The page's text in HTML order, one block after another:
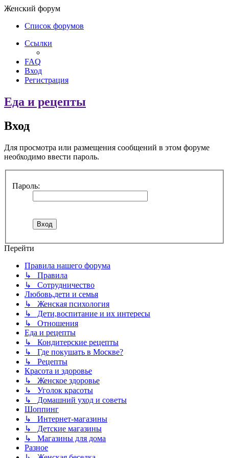
Женский форум
Список форумов
Ссылки
FAQ
Вход
Регистрация
Еда и рецепты
Вход
Для просмотра или размещения сообщений в этом форуме
необходимо ввести пароль.
Пароль:
Перейти
Правила нашего форума
↳ Правила
↳ Сотрудничество
Любовь,дети и семья
↳ Женская психология
↳ Дети,воспитание и их интересы
↳ Отношения
Еда и рецепты
↳ Кондитерские рецепты
↳ Где покушать в Москве?
↳ Рецепты
Красота и здоровье
↳ Женское здоровье
↳ Уголок красоты
↳ Домашний уход и советы
Шоппинг
↳ Интернет-магазины
↳ Детские магазины
↳ Магазины для дома
Разное